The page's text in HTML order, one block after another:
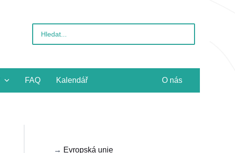
pro:
FAQ Kalendář O nás
→ Evropská unie